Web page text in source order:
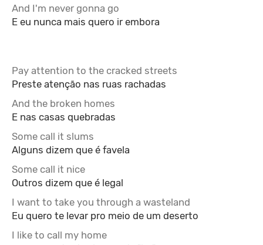
E eu nunca mais quero ir embora
Preste atenção nas ruas rachadas
E nas casas quebradas
Alguns dizem que é favela
Outros dizem que é legal
Eu quero te levar pro meio de um deserto
And I'm never gonna go
Pay attention to the cracked streets
And the broken homes
Some call it slums
Some call it nice
I want to take you through a wasteland
I like to call my home